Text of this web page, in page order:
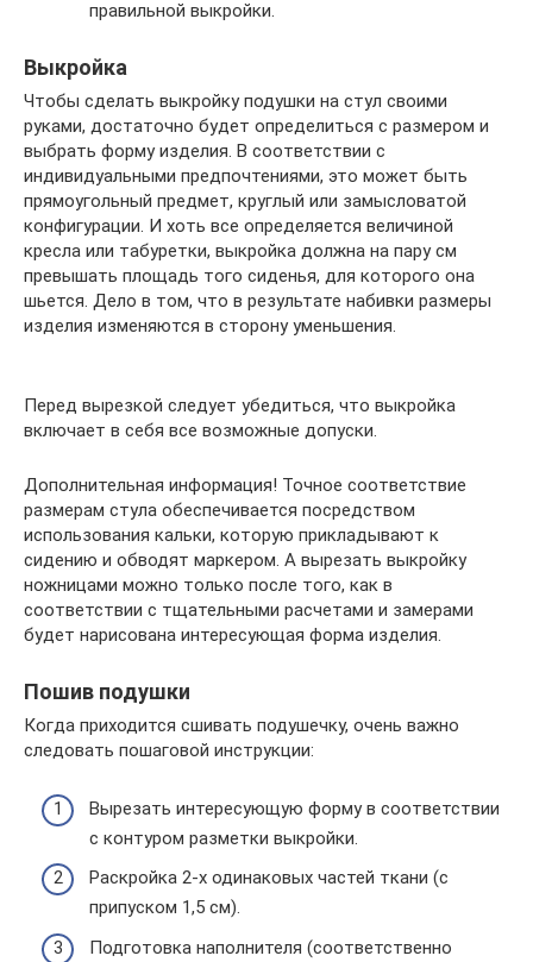
правильной выкройки.
Выкройка
Чтобы сделать выкройку подушки на стул своими
руками, достаточно будет определиться с размером и
выбрать форму изделия. В соответствии с
индивидуальными предпочтениями, это может быть
прямоугольный предмет, круглый или замысловатой
конфигурации. И хоть все определяется величиной
кресла или табуретки, выкройка должна на пару см
превышать площадь того сиденья, для которого она
шьется. Дело в том, что в результате набивки размеры
изделия изменяются в сторону уменьшения.
Перед вырезкой следует убедиться, что выкройка
включает в себя все возможные допуски.
Дополнительная информация! Точное соответствие
размерам стула обеспечивается посредством
использования кальки, которую прикладывают к
сидению и обводят маркером. А вырезать выкройку
ножницами можно только после того, как в
соответствии с тщательными расчетами и замерами
будет нарисована интересующая форма изделия.
Пошив подушки
Когда приходится сшивать подушечку, очень важно
следовать пошаговой инструкции:
Вырезать интересующую форму в соответствии
с контуром разметки выкройки.
Раскройка 2-х одинаковых частей ткани (с
припуском 1,5 см).
Подготовка наполнителя (соответственно